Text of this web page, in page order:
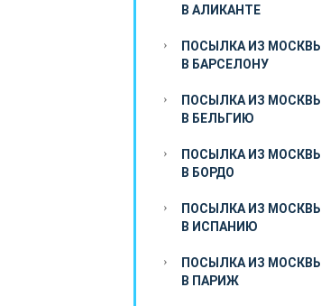
В АЛИКАНТЕ
ПОСЫЛКА ИЗ МОСКВЫ
В БАРСЕЛОНУ
ПОСЫЛКА ИЗ МОСКВЫ
В БЕЛЬГИЮ
ПОСЫЛКА ИЗ МОСКВЫ
В БОРДО
ПОСЫЛКА ИЗ МОСКВЫ
В ИСПАНИЮ
ПОСЫЛКА ИЗ МОСКВЫ
В ПАРИЖ